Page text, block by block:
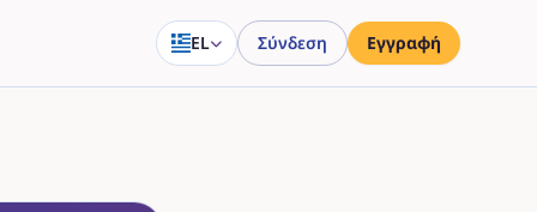
EL Σύνδεση Εγγραφή